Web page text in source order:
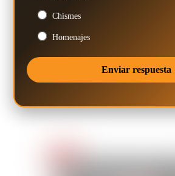
Chismes
Homenajes